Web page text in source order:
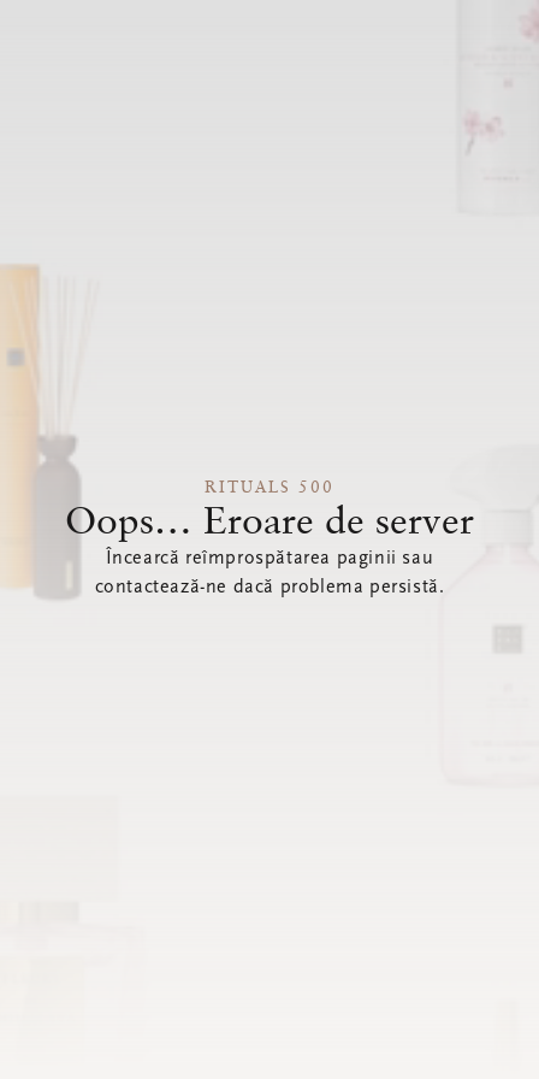
RITUALS 500
Oops… Eroare de server
Încearcă reîmprospătarea paginii sau
contactează-ne dacă problema persistă.